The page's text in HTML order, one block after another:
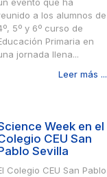
a los alumnos de
5º y 6º curso de
Primaria en
jornada llena...
Leer más ...
Week en el
CEU San
Sevilla
Colegio CEU San Pablo